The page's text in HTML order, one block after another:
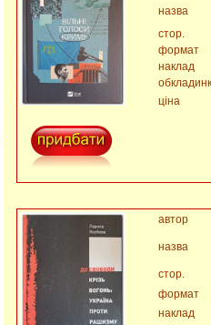
назва
стор.
формат
наклад
ціна
автор
назва
стор.
формат
наклад